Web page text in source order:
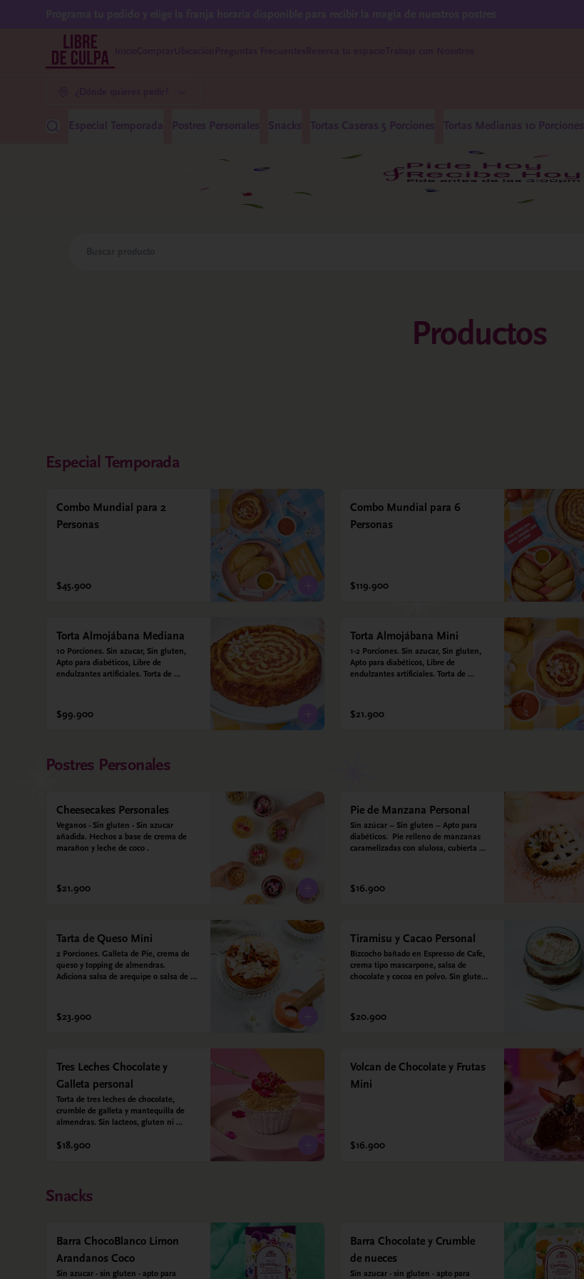
Especial Temporada Postres Personales Snacks Tortas Caseras 5 Porciones Tortas Medianas 10 Porciones
Productos
Especial Temporada
Combo Mundial para 2
Personas
$45.900
Combo Mundial para 6
Personas
$119.900
Torta Almojábana Mediana
10 Porciones. Sin azucar, Sin gluten,
Apto para diabéticos, Libre de
endulzantes artificiales. Torta de
maíz, huevo, queso campesino,
alulosa, leche deslactosada, leche de
$99.900
Torta Almojábana Mini
1-2 Porciones. Sin azucar, Sin gluten,
Apto para diabéticos, Libre de
endulzantes artificiales. Torta de
maíz, huevo, queso campesino,
alulosa, leche deslactosada, leche de
$21.900
Postres Personales
Cheesecakes Personales
Veganos - Sin gluten - Sin azucar
añadida. Hechos a base de crema de
marañon y leche de coco .
$21.900
Pie de Manzana Personal
Sin azúcar – Sin gluten – Apto para
diabéticos.  Pie relleno de manzanas
caramelizadas con alulosa, cubierta
inglesa a base de leche de coco y que
envuelve todos los sabores.
$16.900
Tarta de Queso Mini
2 Porciones. Galleta de Pie, crema de
queso y topping de almendras.
Adiciona salsa de arequipe o salsa de
$23.900
Tiramisu y Cacao Personal
Bizcocho bañado en Espresso de Cafe,
crema tipo mascarpone, salsa de
chocolate y cocoa en polvo. Sin gluten -
$20.900
Tres Leches Chocolate y
Galleta personal
Torta de tres leches de chocolate,
crumble de galleta y mantequilla de
almendras. Sin lacteos, gluten ni
$18.900
Volcan de Chocolate y Frutas
Mini
$16.900
Snacks
Barra ChocoBlanco Limon
Arandanos Coco
Sin azucar - sin gluten - apto para
Barra Chocolate y Crumble
de nueces
Sin azucar - sin gluten - apto para